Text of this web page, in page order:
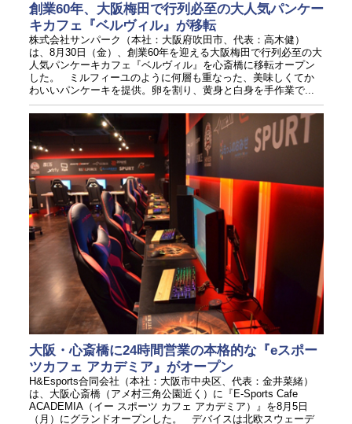
創業60年、大阪梅田で行列必至の大人気パンケー
キカフェ『ベルヴィル』が移転
株式会社サンパーク（本社：大阪府吹田市、代表：高木健）
は、8月30日（金）、創業60年を迎える大阪梅田で行列必至の大
人気パンケーキカフェ『ベルヴィル』を心斎橋に移転オープン
した。 ミルフィーユのように何層も重なった、美味しくてか
わいいパンケーキを提供。卵を割り、黄身と白身を手作業で...
大阪・心斎橋に24時間営業の本格的な『eスポー
ツカフェ アカデミア』がオープン
H&Esports合同会社（本社：大阪市中央区、代表：金井菜緒）
は、大阪心斎橋（アメ村三角公園近く）に『E-Sports Cafe
ACADEMIA（イー スポーツ カフェ アカデミア）』を8月5日
（月）にグランドオープンした。 デバイスは北欧スウェーデ